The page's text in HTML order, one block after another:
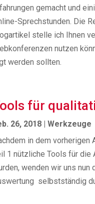
gemacht und
Sprechstunden. Die
stelle ich Ihnen
nutzen
werden sollten.
für
26, 2018 |Werkzeuge
in dem
1 nützliche Tools für die
wenden wir uns nun
selbstständig